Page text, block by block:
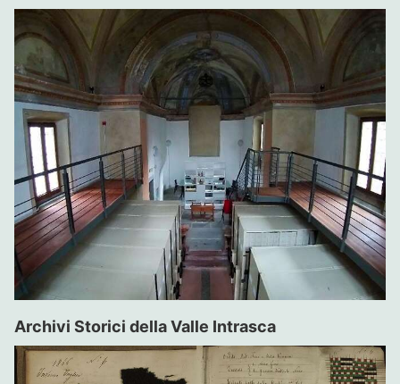
Archivi Storici della Valle Intrasca